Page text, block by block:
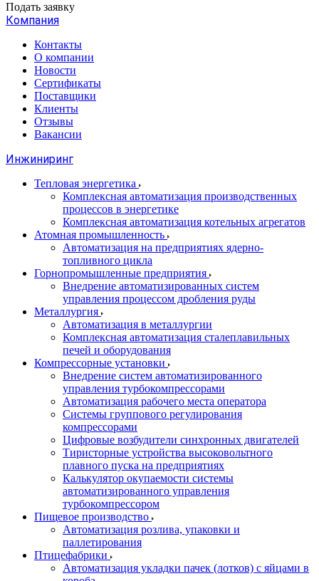
Подать заявку
Компания
Контакты
О компании
Новости
Сертификаты
Поставщики
Клиенты
Отзывы
Вакансии
Инжиниринг
Тепловая энергетика
Комплексная автоматизация производственных
процессов в энергетике
Комплексная автоматизация котельных агрегатов
Атомная промышленность
Автоматизация на предприятиях ядерно-
топливного цикла
Горнопромышленные предприятия
Внедрение автоматизированных систем
управления процессом дробления руды
Металлургия
Автоматизация в металлургии
Комплексная автоматизация сталеплавильных
печей и оборудования
Компрессорные установки
Внедрение систем автоматизированного
управления турбокомпрессорами
Автоматизация рабочего места оператора
Системы группового регулирования
компрессорами
Цифровые возбудители синхронных двигателей
Тиристорные устройства высоковольтного
плавного пуска на предприятиях
Калькулятор окупаемости системы
автоматизированного управления
турбокомпрессором
Пищевое производство
Автоматизация розлива, упаковки и
паллетирования
Птицефабрики
Автоматизация укладки пачек (лотков) с яйцами в